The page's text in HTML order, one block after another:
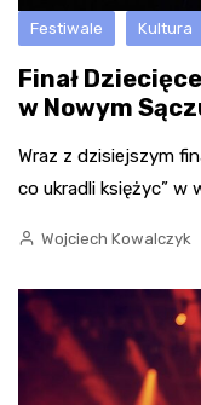
Festiwale Kultura
Finał
w Nowym
Wraz z dzisiejszym
co ukradli księżyc” w
Wojciech Kowalczyk